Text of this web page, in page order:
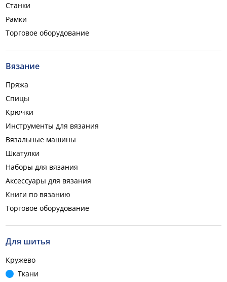
Станки
Рамки
Торговое оборудование
Вязание
Пряжа
Спицы
Крючки
Инструменты для вязания
Вязальные машины
Шкатулки
Наборы для вязания
Аксессуары для вязания
Книги по вязанию
Торговое оборудование
Для шитья
Кружево
Ткани